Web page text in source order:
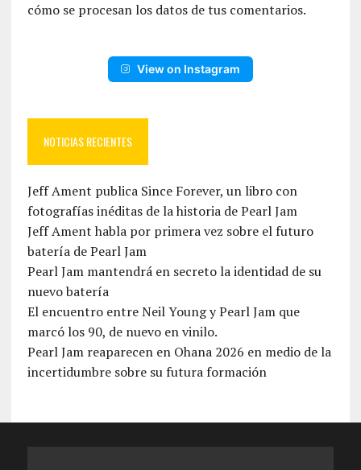
cómo se procesan los datos de tus comentarios.
View on Instagram
NOTICIAS RECIENTES
Jeff Ament publica Since Forever, un libro con
fotografías inéditas de la historia de Pearl Jam
Jeff Ament habla por primera vez sobre el futuro
batería de Pearl Jam
Pearl Jam mantendrá en secreto la identidad de su
nuevo batería
El encuentro entre Neil Young y Pearl Jam que
marcó los 90, de nuevo en vinilo.
Pearl Jam reaparecen en Ohana 2026 en medio de la
incertidumbre sobre su futura formación